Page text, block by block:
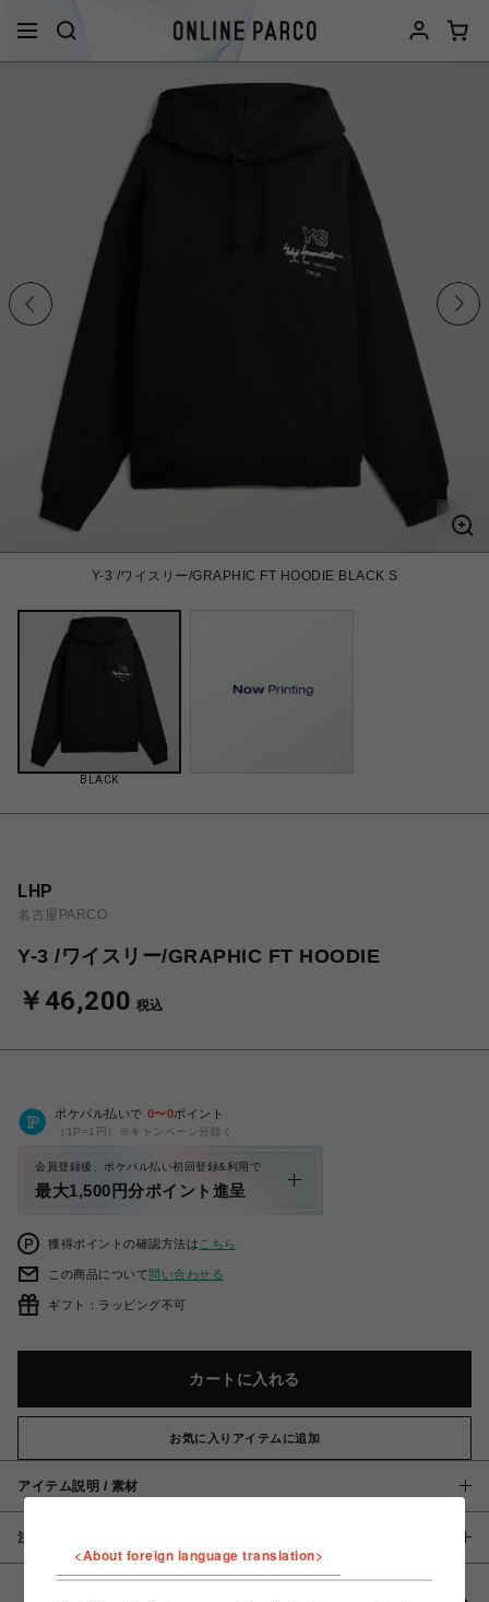
Y-3 /ワイスリー/GRAPHIC FT HOODIE BLACK S
BLACK
LHP
名古屋PARCO
Y-3 /ワイスリー/GRAPHIC FT HOODIE
￥46,200 税込
ポケパル払いで 0〜0ポイント
（1P=1円）※キャンペーン分除く
会員登録後、ポケパル払い初回登録&利用で
最大1,500円分ポイント進呈
獲得ポイントの確認方法は こちら
この商品について問い合わせる
ギフト：ラッピング不可
カートに入れる
お気に入りアイテムに追加
アイテム説明 / 素材
注意事項
<About foreign language translation>